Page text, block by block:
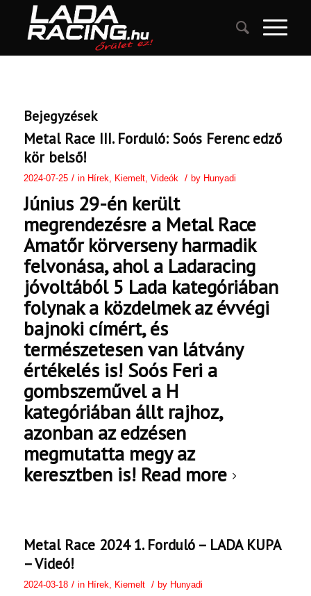
Bejegyzések
Metal Race III. Forduló: Soós Ferenc edző
kör belső!
2024-07-25 / in Hírek, Kiemelt, Videók / by Hunyadi
Június 29-én került
megrendezésre a Metal Race
Amatőr körverseny harmadik
felvonása, ahol a Ladaracing
jóvoltából 5 Lada kategóriában
folynak a közdelmek az évvégi
bajnoki címért, és
természetesen van látvány
értékelés is! Soós Feri a
gombszeművel a H
kategóriában állt rajhoz,
azonban az edzésen
megmutatta megy az
keresztben is! Read more
Metal Race 2024 1. Forduló – LADA KUPA
– Videó!
2024-03-18 / in Hírek, Kiemelt / by Hunyadi